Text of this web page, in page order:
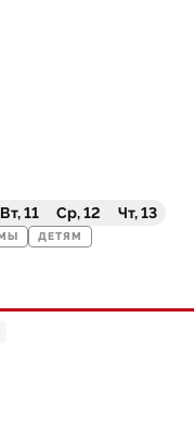
Вт, 11 Ср, 12 Чт, 13
ДЕТЯМ